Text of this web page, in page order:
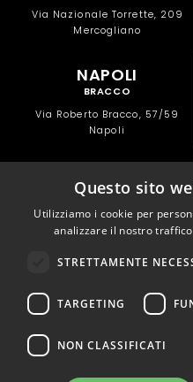
Via Nazionale Torrette, 209
Mercogliano
NAPOLI
BRACCO
Via Roberto Bracco, 57/59
Napoli
CAPODICHINO
Via Nuova del Campo, 28/A
(Zona Doganella)
Via Libertà, 82
Questo sito
Utilizziamo i cookie per
analizzare il nostro
STRETTAMENTE
TARGETING
NON CLASSIFICATI